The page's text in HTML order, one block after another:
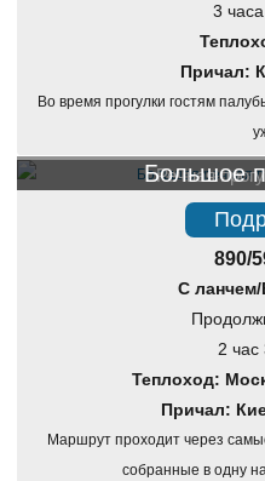
3
Причал:
Во время прогулки гостям
Речная
Большое
890/
С ланчем/
2 час
Теплоход:
Причал:
Маршрут проходит через
собранные в одну